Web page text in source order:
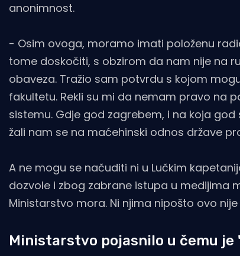
anonimnost.
- Osim ovoga, moramo imati položenu
tome doskočiti, s obzirom da nam nije na
obaveza. Tražio sam potvrdu s kojom
fakultetu. Rekli su mi da nemam pravo na
sistemu. Gdje god zagrebem, i na koja
žali nam se na maćehinski odnos države
A ne mogu se načuditi ni u Lučkim
dozvole i zbog zabrane istupa u medijima
Ministarstvo mora. Ni njima nipošto ovo
Ministarstvo pojasnilo u čemu je